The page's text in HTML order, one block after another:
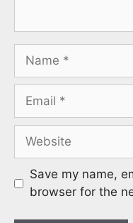
Save my name,
browser for the